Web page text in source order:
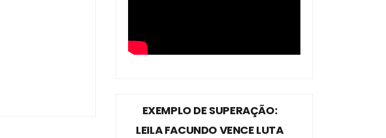
EXEMPLO DE SUPERAÇÃO:
LEILA FACUNDO VENCE LUTA